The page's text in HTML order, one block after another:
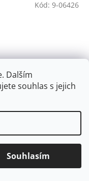
Dalším
souhlas s jejich
Souhlasím
500 ml Kůň
Kód: 9-06426